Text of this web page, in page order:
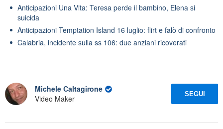
Anticipazioni Una Vita: Teresa perde il bambino, Elena si
suicida
Anticipazioni Temptation Island 16 luglio: flirt e falò di confronto
Calabria, incidente sulla ss 106: due anziani ricoverati
Michele Caltagirone
Video Maker
SEGUI